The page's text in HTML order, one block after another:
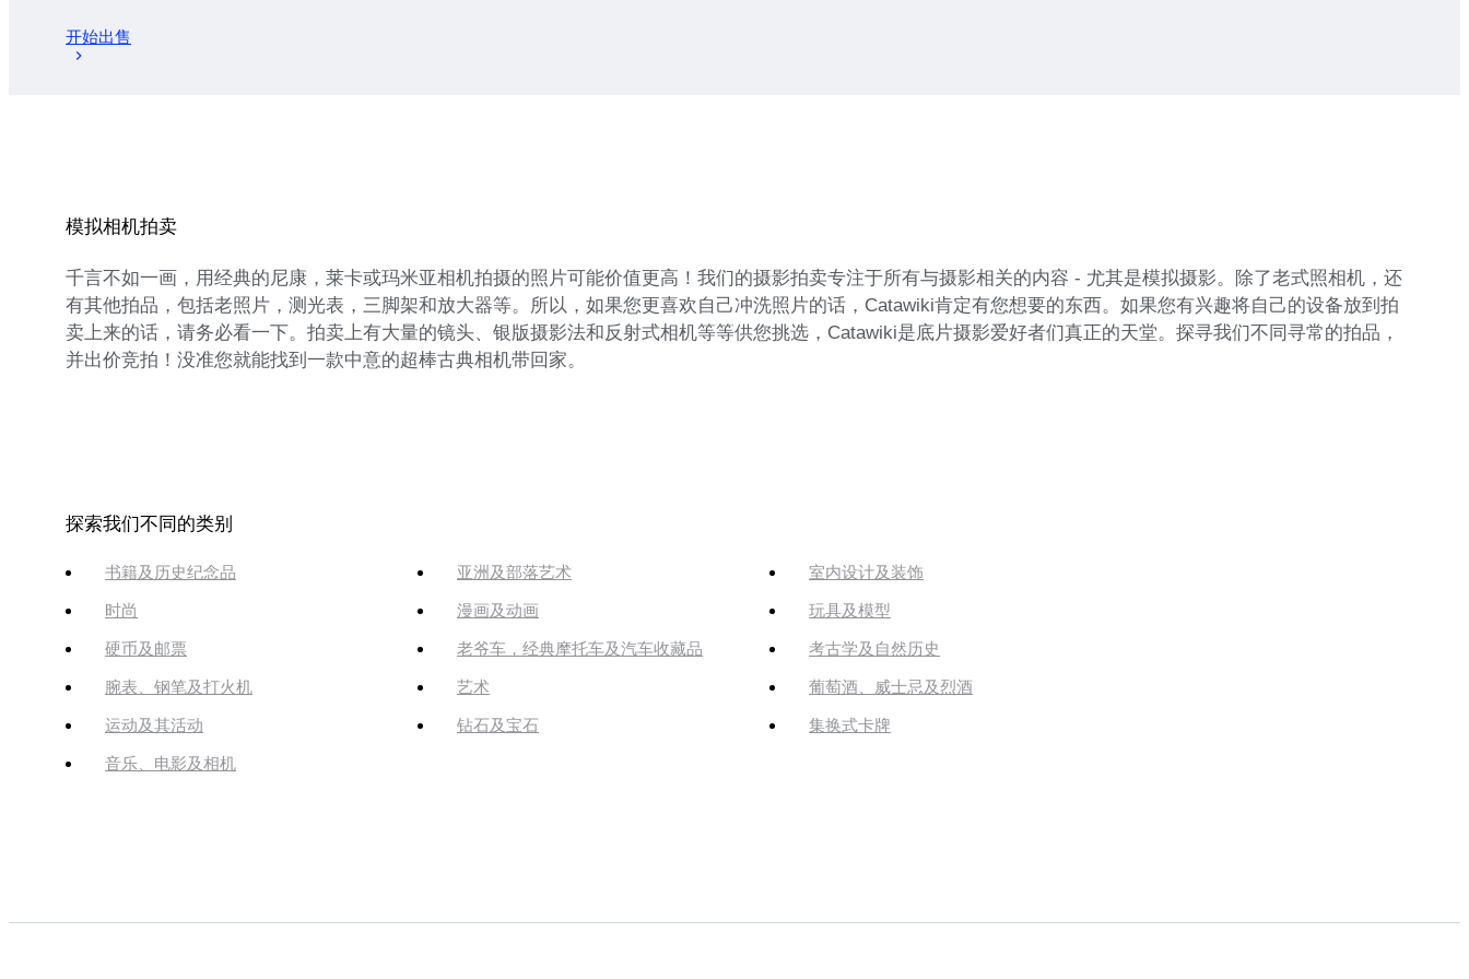
开始出售
模拟相机拍卖
千言不如一画，用经典的尼康，莱卡或玛米亚相机拍摄的照片可能价值更高！我们的摄影拍卖专注于所有与摄影相关的内容 - 尤其是模拟摄影。除了老式照相机，还
有其他拍品，包括老照片，测光表，三脚架和放大器等。所以，如果您更喜欢自己冲洗照片的话，Catawiki肯定有您想要的东西。如果您有兴趣将自己的设备放到拍
卖上来的话，请务必看一下。拍卖上有大量的镜头、银版摄影法和反射式相机等等供您挑选，Catawiki是底片摄影爱好者们真正的天堂。探寻我们不同寻常的拍品，
并出价竞拍！没准您就能找到一款中意的超棒古典相机带回家。
探索我们不同的类别
书籍及历史纪念品 亚洲及部落艺术 室内设计及装饰
时尚 漫画及动画 玩具及模型
硬币及邮票 老爷车，经典摩托车及汽车收藏品 考古学及自然历史
腕表、钢笔及打火机 艺术 葡萄酒、威士忌及烈酒
运动及其活动 钻石及宝石 集换式卡牌
音乐、电影及相机